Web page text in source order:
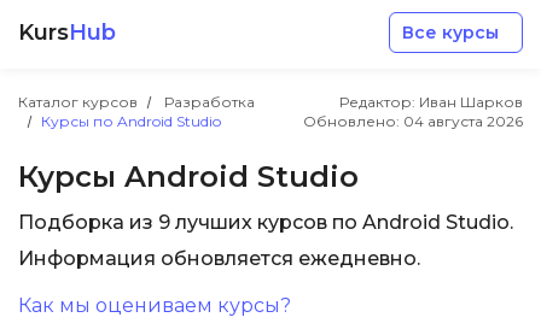
KursHub Все курсы
Каталог курсов
Разработка
Курсы по Android Studio
Редактор: Иван Шарков
Обновлено: 04 августа 2026
Курсы Android Studio
Подборка из 9 лучших курсов по Android Studio.
Информация обновляется ежедневно.
Как мы оцениваем курсы?
Разработка